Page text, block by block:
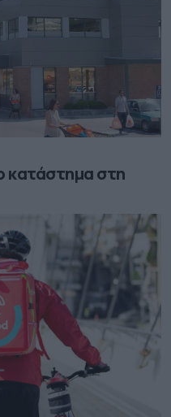
κατάστημα στη